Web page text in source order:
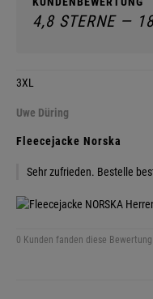
4,8 STERNE —
3XL
Uwe Düring
Fleecejacke Norska
Sehr zufrieden. Bestelle
0 Kunden fanden diese